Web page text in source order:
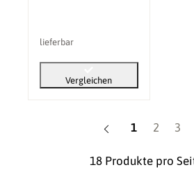
lieferbar
Vergleichen
Seite
1 Seite
2 Seite
3